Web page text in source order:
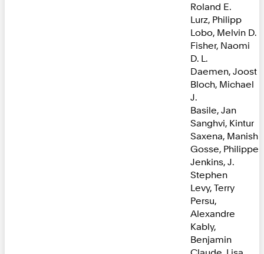
Roland E.
Lurz, Philipp
Lobo, Melvin D.
Fisher, Naomi
D. L.
Daemen, Joost
Bloch, Michael
J.
Basile, Jan
Sanghvi, Kintur
Saxena, Manish
Gosse, Philippe
Jenkins, J.
Stephen
Levy, Terry
Persu,
Alexandre
Kably,
Benjamin